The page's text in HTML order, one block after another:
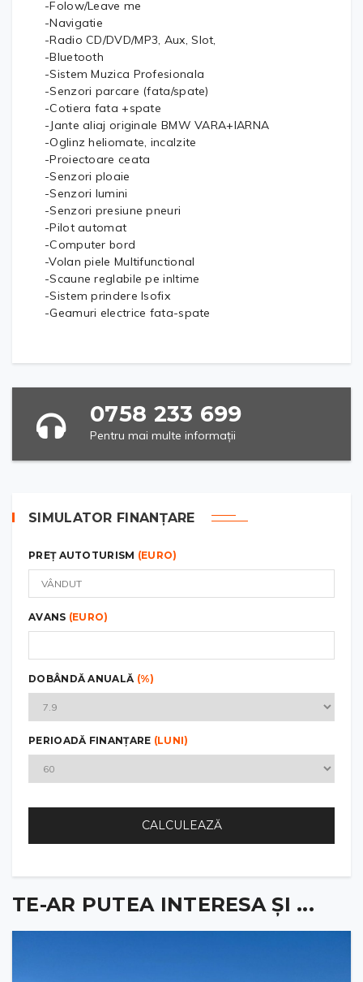
-Folow/Leave me
-Navigatie
-Radio CD/DVD/MP3, Aux, Slot,
-Bluetooth
-Sistem Muzica Profesionala
-Senzori parcare (fata/spate)
-Cotiera fata +spate
-Jante aliaj originale BMW VARA+IARNA
-Oglinz heliomate, incalzite
-Proiectoare ceata
-Senzori ploaie
-Senzori lumini
-Senzori presiune pneuri
-Pilot automat
-Computer bord
-Volan piele Multifunctional
-Scaune reglabile pe inltime
-Sistem prindere Isofix
-Geamuri electrice fata-spate
0758 233 699
Pentru mai multe informații
SIMULATOR FINANȚARE
PREȚ AUTOTURISM (EURO)
AVANS (EURO)
DOBÂNDĂ ANUALĂ (%)
PERIOADĂ FINANȚARE (LUNI)
CALCULEAZĂ
TE-AR PUTEA INTERESA ȘI ...